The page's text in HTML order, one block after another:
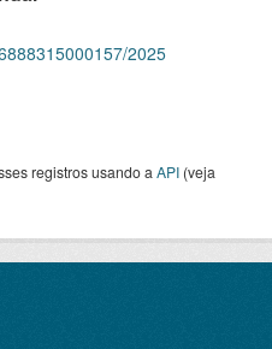
2025
registros usando a API (veja